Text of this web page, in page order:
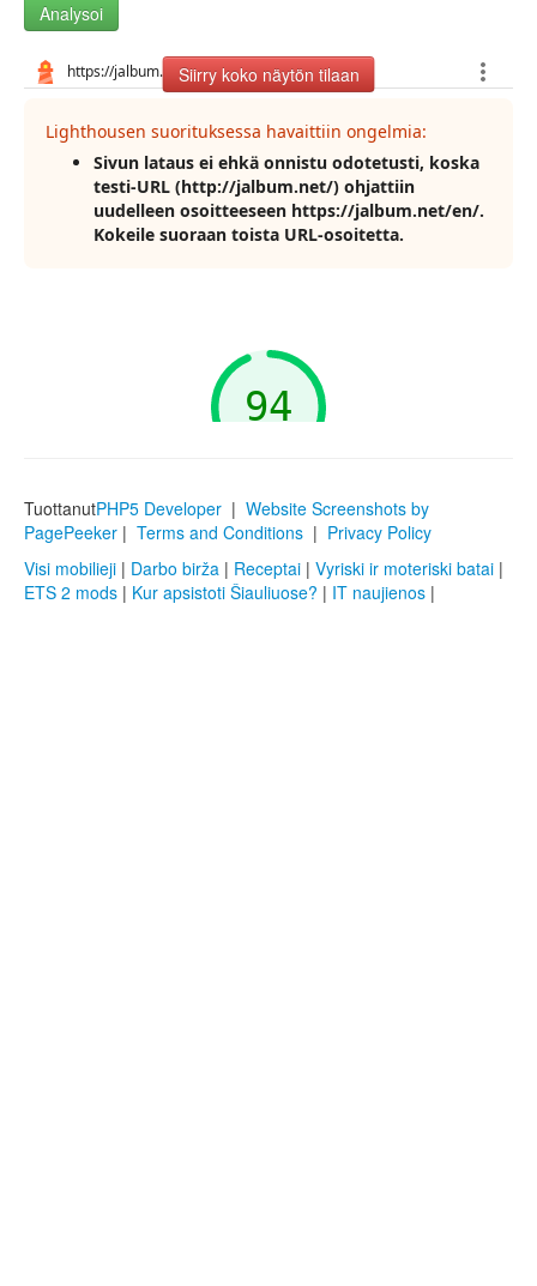
Analysoi
Siirry koko näytön tilaan
TuottanutPHP5 Developer | Website Screenshots by
PagePeeker | Terms and Conditions | Privacy Policy
Visi mobilieji | Darbo birža | Receptai | Vyriski ir moteriski batai |
ETS 2 mods | Kur apsistoti Šiauliuose? | IT naujienos |